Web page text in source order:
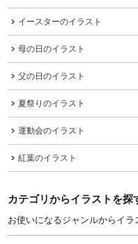
イースターのイラスト
母の日のイラスト
父の日のイラスト
夏祭りのイラスト
運動会のイラスト
紅葉のイラスト
カテゴリからイラストを探
お使いになるジャンルからイラ